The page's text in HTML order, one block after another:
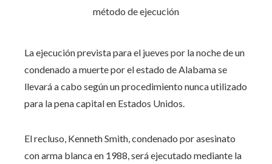
La ejecución prevista para el jueves por la noche de un
condenado a muerte por el estado de Alabama se
llevará a cabo según un procedimiento nunca utilizado
para la pena capital en Estados Unidos.
El recluso, Kenneth Smith, condenado por asesinato
con arma blanca en 1988, será ejecutado mediante la